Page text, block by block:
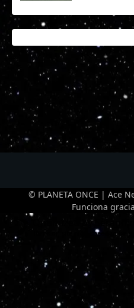
© PLANETA ONCE | Ace
Funciona
Optimized by
Turns on site high speed to be